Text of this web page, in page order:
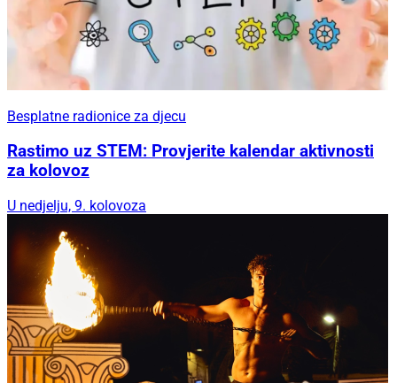
Besplatne radionice za djecu
Rastimo uz STEM: Provjerite kalendar aktivnosti
za kolovoz
U nedjelju, 9. kolovoza